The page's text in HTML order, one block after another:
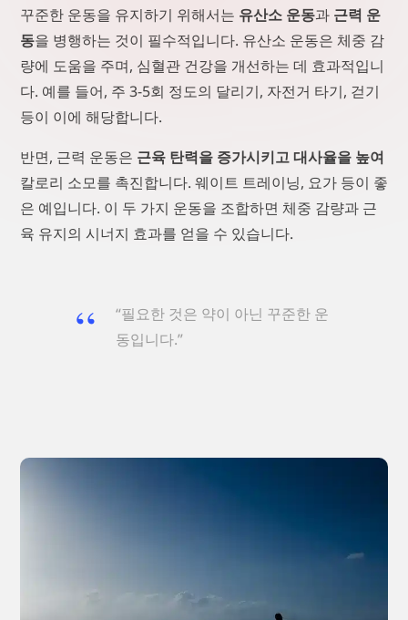
꾸준한 운동을 유지하기 위해서는 유산소 운동과 근력 운
동을 병행하는 것이 필수적입니다. 유산소 운동은 체중 감
량에 도움을 주며, 심혈관 건강을 개선하는 데 효과적입니
다. 예를 들어, 주 3-5회 정도의 달리기, 자전거 타기, 걷기
등이 이에 해당합니다.
반면, 근력 운동은 근육 탄력을 증가시키고 대사율을 높여
칼로리 소모를 촉진합니다. 웨이트 트레이닝, 요가 등이 좋
은 예입니다. 이 두 가지 운동을 조합하면 체중 감량과 근
육 유지의 시너지 효과를 얻을 수 있습니다.
“필요한 것은 약이 아닌 꾸준한 운
동입니다.”